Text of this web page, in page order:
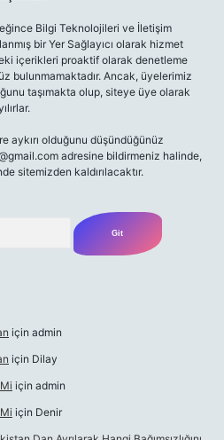
Bilgi Teknolojileri ve İletişim
bir Yer Sağlayıcı olarak hizmet
içerikleri proaktif olarak denetleme
bulunmamaktadır. Ancak, üyelerimiz
taşımakta olup, siteye üye olarak
aykırı olduğunu düşündüğünüz
adresine bildirmeniz halinde,
sitemizden kaldırılacaktır.
için admin
için Dilay
için admin
için Denir